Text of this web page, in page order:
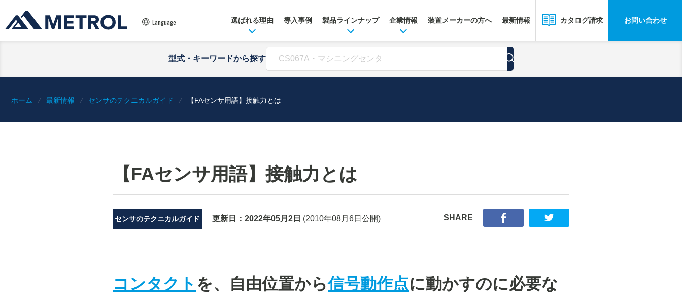
Language 選ばれる理由 導入事例 製品ラインナップ 企業情報 装置メーカーの方へ 最新情報 カタログ請求 お問い合わせ
型式・キーワードから探す
ホーム 最新情報 センサのテクニカルガイド 【FAセンサ用語】接触力とは
【FAセンサ用語】接触力とは
センサのテクニカルガイド 更新日： 2022年05月2日 (2010年08月6日 公開) SHARE
コンタクト を、自由位置から信号動作点に動かすのに必要な